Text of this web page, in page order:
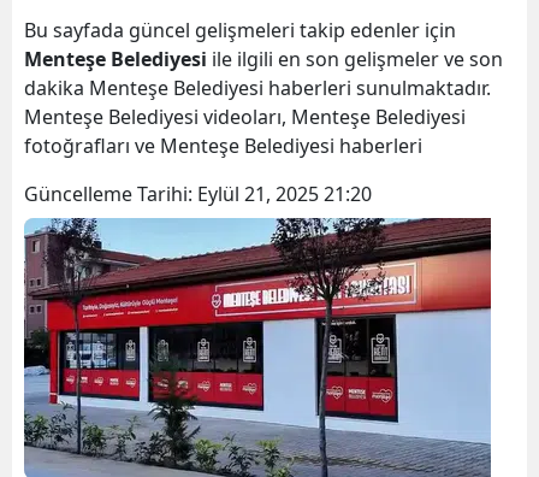
Bu sayfada güncel gelişmeleri takip edenler için
Menteşe Belediyesi ile ilgili en son gelişmeler ve son
dakika Menteşe Belediyesi haberleri sunulmaktadır.
Menteşe Belediyesi videoları, Menteşe Belediyesi
fotoğrafları ve Menteşe Belediyesi haberleri
Güncelleme Tarihi: Eylül 21, 2025 21:20